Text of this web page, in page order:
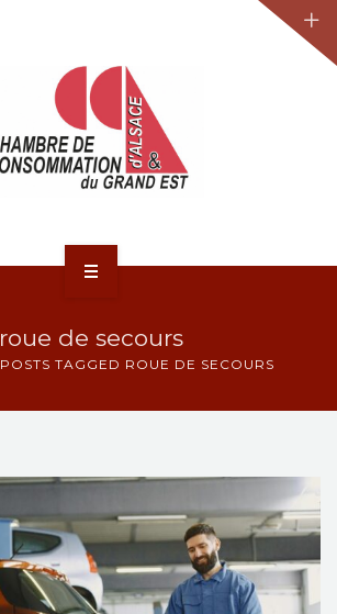
roue de secours
POSTS TAGGED ROUE DE SECOURS